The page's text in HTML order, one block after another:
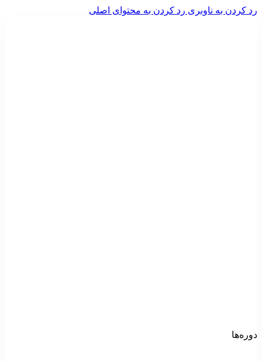
رد کردن به ناوبری رد کردن به محتوای اصلی
دوره‌ها